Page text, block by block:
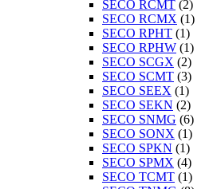
SECO RCMT (2)
SECO RCMX (1)
SECO RPHT (1)
SECO RPHW (1)
SECO SCGX (2)
SECO SCMT (3)
SECO SEEX (1)
SECO SEKN (2)
SECO SNMG (6)
SECO SONX (1)
SECO SPKN (1)
SECO SPMX (4)
SECO TCMT (1)